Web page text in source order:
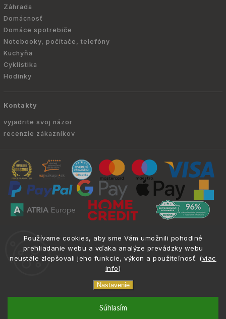
Používame cookies, aby sme Vám umožnili pohodlné
prehliadanie webu a vďaka analýze prevádzky webu
neustále zlepšovali jeho funkcie, výkon a použiteľnosť. (viac
info)
Nastavenie
Súhlasím
Záhrada
Domácnosť
Domáce spotrebiče
Notebooky, počítače, telefóny
Kuchyňa
Cyklistika
Hodinky
Kontakty
vyjadrite svoj názor
recenzie zákazníkov
práva vyhradené.
0917 133 662
Odporučený